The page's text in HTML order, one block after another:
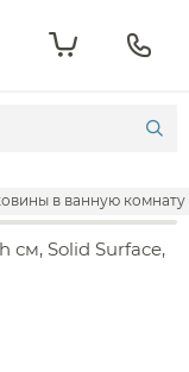
в ванную комнату
см, Solid Surface,